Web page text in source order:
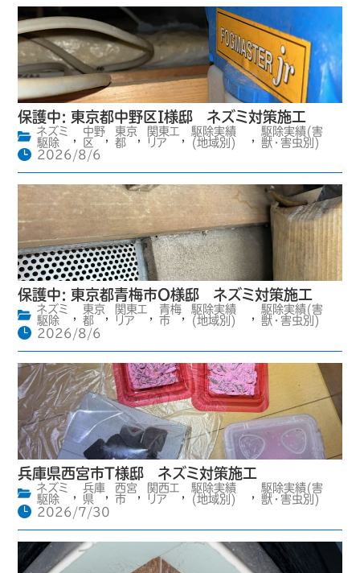
保護中: 東京都中野区I様邸 ネズミ対策施工
ネズミ
駆除
中野
区
東京
都
関東エ
リア
駆除実績
(地域別)
駆除実績(害
獣・害虫別)
2026/8/6
保護中: 東京都青梅市O様邸 ネズミ対策施工
ネズミ
駆除
,
東京
都
,
関東エ
リア
,
青梅
市
,
駆除実績
(地域別)
,
駆除実績(害
獣・害虫別)
2026/8/6
兵庫県西宮市T様邸 ネズミ対策施工
ネズミ
駆除
,
兵庫
県
,
西宮
市
,
関西エ
リア
,
駆除実績
(地域別)
,
駆除実績(害
獣・害虫別)
2026/7/30